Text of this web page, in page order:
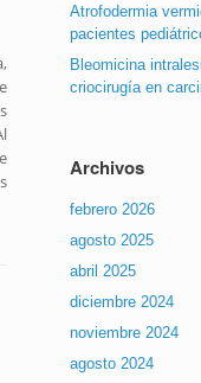
Atrofodermia
pacientes
Bleomicina
criocirugía en
Archivos
febrero 2026
agosto 2025
abril 2025
diciembre 2024
noviembre 2024
agosto 2024